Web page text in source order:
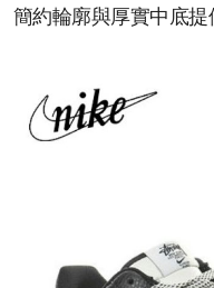
簡約輪廓與厚實中底提